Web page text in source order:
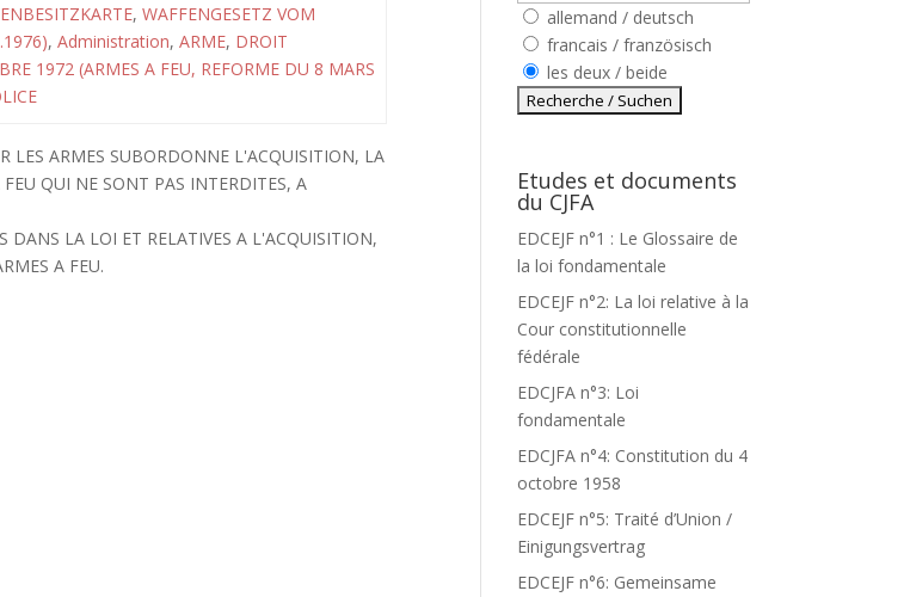
, WAFFENGESETZ VOM
, Administration, ARME, DROIT
1972 (ARMES A FEU, REFORME DU 8 MARS
LES ARMES SUBORDONNE L'ACQUISITION, LA
QUI NE SONT PAS INTERDITES, A
DANS LA LOI ET RELATIVES A L'ACQUISITION,
A FEU.
allemand / deutsch
francais / französisch
les deux / beide
Etudes et documents
du CJFA
EDCEJF n°1 : Le Glossaire de
la loi fondamentale
EDCEJF n°2: La loi relative à la
Cour constitutionnelle
fédérale
EDCJFA n°3: Loi
fondamentale
EDCJFA n°4: Constitution du 4
octobre 1958
EDCEJF n°5: Traité d’Union /
Einigungsvertrag
EDCEJF n°6: Gemeinsame